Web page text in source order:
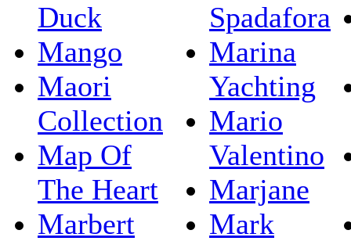
Duck
Mango
Maori
Collection
Map Of
The Heart
Marbert
Spadafora
Marina
Yachting
Mario
Valentino
Marjane
Mark